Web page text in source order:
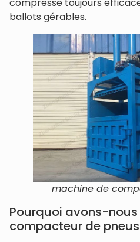
ballots gérables.
machine de
Pourquoi avons-nous
compacteur de